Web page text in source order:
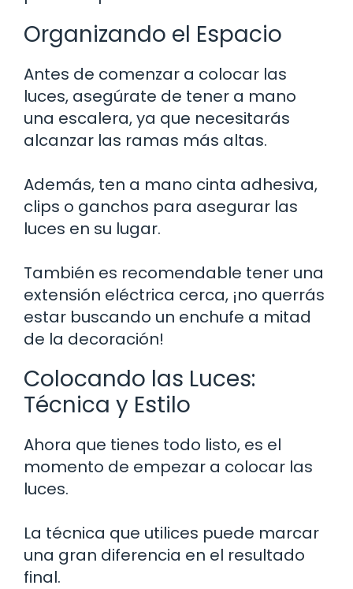
Organizando el Espacio
Antes de comenzar a colocar las
luces, asegúrate de tener a mano
una escalera, ya que necesitarás
alcanzar las ramas más altas.
Además, ten a mano cinta adhesiva,
clips o ganchos para asegurar las
luces en su lugar.
También es recomendable tener una
extensión eléctrica cerca, ¡no querrás
estar buscando un enchufe a mitad
de la decoración!
Colocando las Luces:
Técnica y Estilo
Ahora que tienes todo listo, es el
momento de empezar a colocar las
luces.
La técnica que utilices puede marcar
una gran diferencia en el resultado
final.